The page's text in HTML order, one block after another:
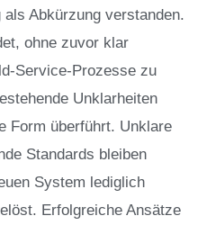
Abkürzung verstanden.
ohne zuvor klar
Service-Prozesse zu
Unklarheiten
Form überführt. Unklare
Standards bleiben
System lediglich
Erfolgreiche Ansätze